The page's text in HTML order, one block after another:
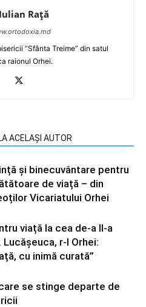
Raţă
”Sfânta Treime” din satul
raionul Orhei.
ACELAȘI AUTOR
și binecuvântare pentru
de viață – din
Vicariatului Orhei
viață la cea de-a II-a
r-l Orhei:
cu inimă curată”
se stinge departe de